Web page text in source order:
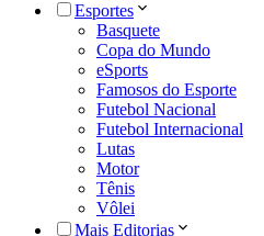
Esportes
Basquete
Copa do Mundo
eSports
Famosos do Esporte
Futebol Nacional
Futebol Internacional
Lutas
Motor
Tênis
Vôlei
Mais Editorias